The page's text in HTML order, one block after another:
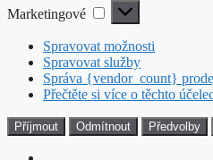
Marketingové Marketingové
Spravovat možnosti
Spravovat služby
Správa {vendor_count}
Přečtěte si více o těchto
Příjmout Odmítnout Předvolby